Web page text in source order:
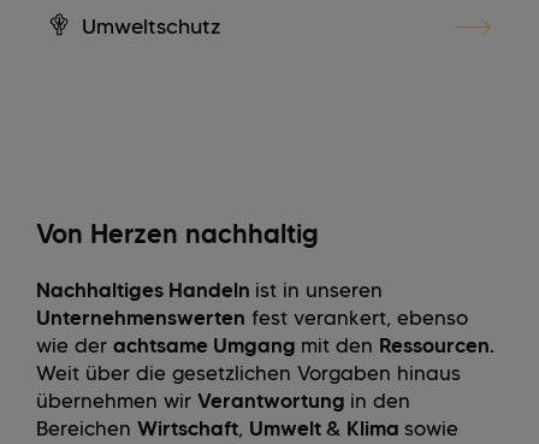
Umweltschutz
Von Herzen nachhaltig
Nachhaltiges Handeln ist in unseren
Unternehmenswerten fest verankert, ebenso
wie der achtsame Umgang mit den Ressourcen.
Weit über die gesetzlichen Vorgaben hinaus
übernehmen wir Verantwortung in den
Bereichen Wirtschaft, Umwelt & Klima sowie